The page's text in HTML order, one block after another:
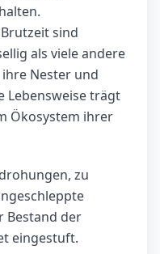
sind
als viele andere
Nester und
Lebensweise trägt
Ökosystem ihrer
zu
Bestand der
eingestuft.